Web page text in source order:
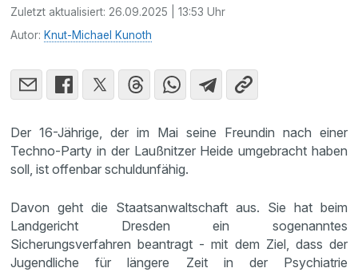
Zuletzt aktualisiert: 26.09.2025 | 13:53 Uhr
Autor: Knut-Michael Kunoth
Der 16-Jährige, der im Mai seine Freundin nach einer
Techno-Party in der Laußnitzer Heide umgebracht haben
soll, ist offenbar schuldunfähig.
Davon geht die Staatsanwaltschaft aus. Sie hat beim
Landgericht Dresden ein sogenanntes
Sicherungsverfahren beantragt - mit dem Ziel, dass der
Jugendliche für längere Zeit in der Psychiatrie